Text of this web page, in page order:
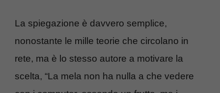
La spiegazione è davvero semplice,
nonostante le mille teorie che circolano in
rete, ma è lo stesso autore a motivare la
scelta, “La mela non ha nulla a che vedere